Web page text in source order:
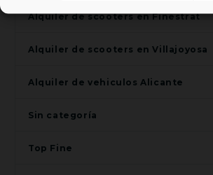
Alquiler de scooters en Finestrat
Alquiler de scooters en Villajoyosa
Alquiler de vehiculos Alicante
Sin categoría
Top Fine